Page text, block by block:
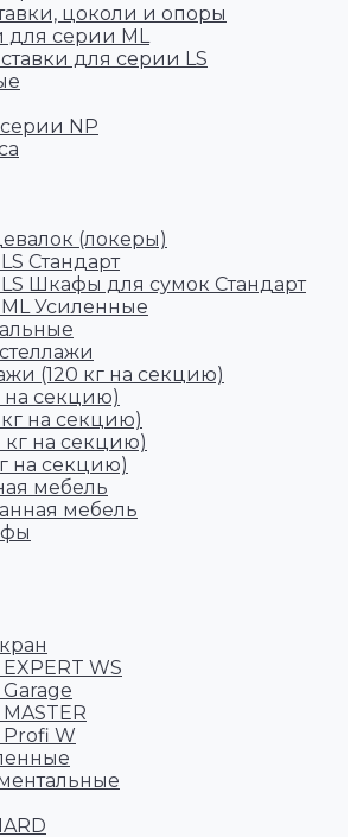
цоколи и опоры
серии ML
для серии LS
NP
(локеры)
Стандарт
Шкафы для сумок Стандарт
Усиленные
(120 кг на секцию)
на секцию)
на секцию)
кг на секцию)
на секцию)
мебель
мебель
WS
W